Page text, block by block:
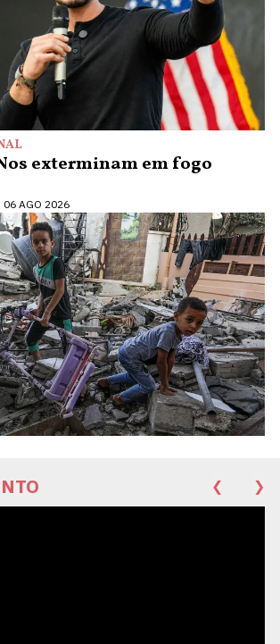
exterminam em fogo
06 AGO 2026
❮ ❯